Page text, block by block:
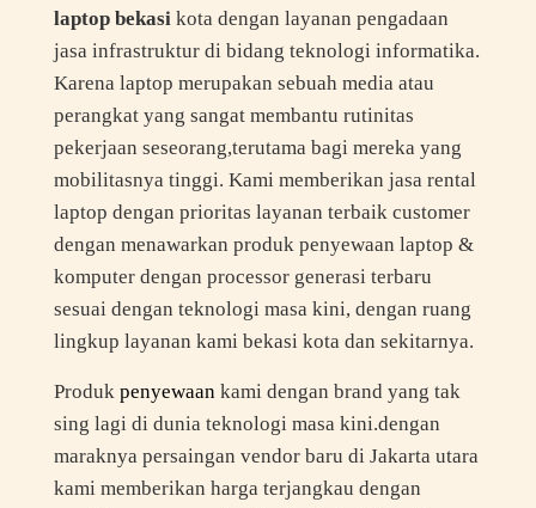
laptop bekasikota dengan layanan pengadaan
jasa infrastruktur di bidang teknologi informatika.
Karena laptop merupakan sebuah media atau
perangkat yang sangat membantu rutinitas
pekerjaan seseorang,terutama bagi mereka yang
mobilitasnya tinggi. Kami memberikan jasa rental
laptop dengan prioritas layanan terbaik customer
dengan menawarkan produk penyewaan laptop &
komputer dengan processor generasi terbaru
sesuai dengan teknologi masa kini, dengan ruang
lingkup layanan kami bekasi kota dan sekitarnya.
Produk penyewaankami dengan brand yang tak
sing lagi di dunia teknologi masa kini.dengan
maraknya persaingan vendor baru di Jakarta utara
kami memberikan harga terjangkau dengan